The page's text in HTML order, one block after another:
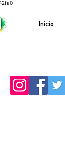
Inicio